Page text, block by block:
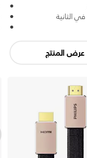
عرض المنتج